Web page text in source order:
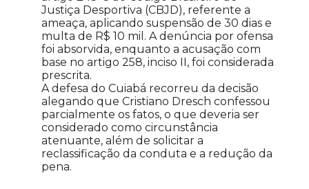
Justiça Desportiva (CBJD), referente a
ameaça, aplicando suspensão de 30 dias e
multa de R$ 10 mil. A denúncia por ofensa
foi absorvida, enquanto a acusação com
base no artigo 258, inciso II, foi considerada
prescrita.
A defesa do Cuiabá recorreu da decisão
alegando que Cristiano Dresch confessou
parcialmente os fatos, o que deveria ser
considerado como circunstância
atenuante, além de solicitar a
reclassificação da conduta e a redução da
pena.